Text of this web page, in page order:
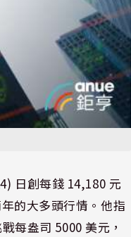
日創每錢 14,180 元
的大多頭行情。他指
每盎司 5000 美元，